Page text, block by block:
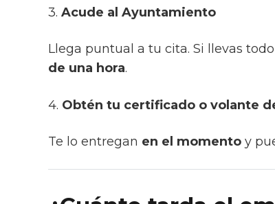
3.Acude al Ayuntamiento
Llega puntual a tu cita. Si llevas
de una hora.
4. Obtén tu certificado o volante
Te lo entregan en el momento y